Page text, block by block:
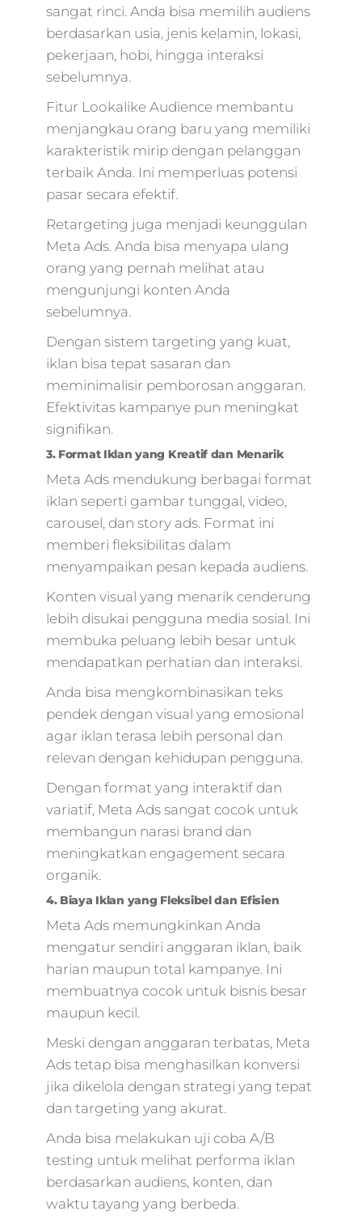
sangat rinci. Anda bisa memilih audiens
berdasarkan usia, jenis kelamin, lokasi,
pekerjaan, hobi, hingga interaksi
sebelumnya.
Fitur Lookalike Audience membantu
menjangkau orang baru yang memiliki
karakteristik mirip dengan pelanggan
terbaik Anda. Ini memperluas potensi
pasar secara efektif.
Retargeting juga menjadi keunggulan
Meta Ads. Anda bisa menyapa ulang
orang yang pernah melihat atau
mengunjungi konten Anda
sebelumnya.
Dengan sistem targeting yang kuat,
iklan bisa tepat sasaran dan
meminimalisir pemborosan anggaran.
Efektivitas kampanye pun meningkat
signifikan.
3. Format Iklan yang Kreatif dan Menarik
Meta Ads mendukung berbagai format
iklan seperti gambar tunggal, video,
carousel, dan story ads. Format ini
memberi fleksibilitas dalam
menyampaikan pesan kepada audiens.
Konten visual yang menarik cenderung
lebih disukai pengguna media sosial. Ini
membuka peluang lebih besar untuk
mendapatkan perhatian dan interaksi.
Anda bisa mengkombinasikan teks
pendek dengan visual yang emosional
agar iklan terasa lebih personal dan
relevan dengan kehidupan pengguna.
Dengan format yang interaktif dan
variatif, Meta Ads sangat cocok untuk
membangun narasi brand dan
meningkatkan engagement secara
organik.
4. Biaya Iklan yang Fleksibel dan Efisien
Meta Ads memungkinkan Anda
mengatur sendiri anggaran iklan, baik
harian maupun total kampanye. Ini
membuatnya cocok untuk bisnis besar
maupun kecil.
Meski dengan anggaran terbatas, Meta
Ads tetap bisa menghasilkan konversi
jika dikelola dengan strategi yang tepat
dan targeting yang akurat.
Anda bisa melakukan uji coba A/B
testing untuk melihat performa iklan
berdasarkan audiens, konten, dan
waktu tayang yang berbeda.